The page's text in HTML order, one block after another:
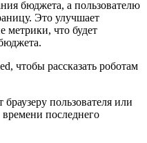
бюджета, а пользователю
Это улучшает
метрики, что будет
чтобы рассказать роботам
пользователя или
последнего